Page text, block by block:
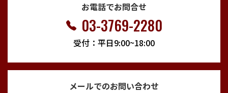
お電話でお問合せ
03-3769-2280
受付：平日9:00~18:00
メールでのお問い合わせ